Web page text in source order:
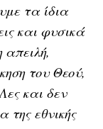
τα ίδια
και φυσικά
του Θεού,
και δεν
εθνικής